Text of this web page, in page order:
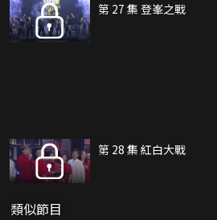
第 27 集 登峯之戰
第 28 集 紅白大戰
類似節目